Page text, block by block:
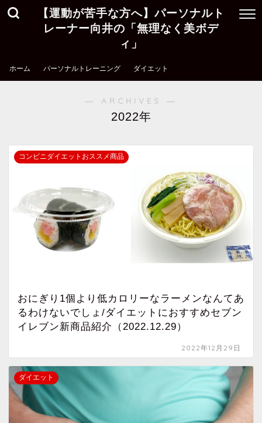
【運動が苦手な方へ】パーソナルト
レーナー向井の「無理なく美ボデ
ィ」
ホーム パーソナルトレーニング ダイエット
― ARCHIVES ―
2022年
コンビニダイエットおススメ商品
おにぎり1個より低カロリーなラーメンなんてあ
るわけないでしょ/ダイエットにおすすめセブン
イレブン新商品紹介（2022.12.29）
2022年12月29日
ダイエット